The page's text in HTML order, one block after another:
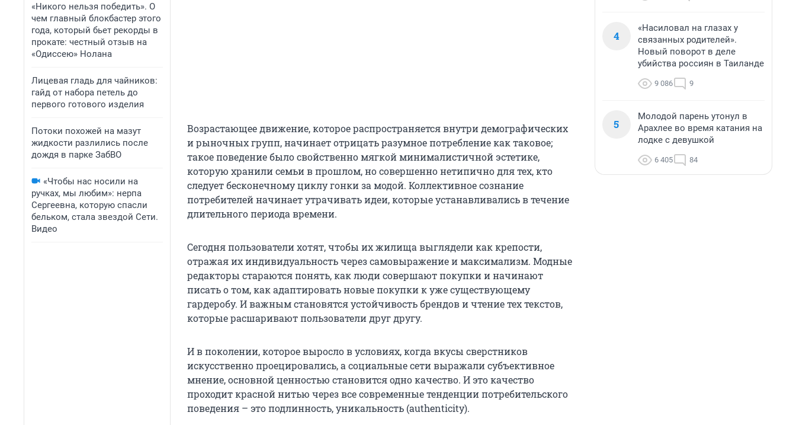
«Никого нельзя победить». О
чем главный блокбастер этого
года, который бьет рекорды в
прокате: честный отзыв на
«Одиссею» Нолана
Лицевая гладь для чайников:
гайд от набора петель до
первого готового изделия
Потоки похожей на мазут
жидкости разлились после
дождя в парке ЗабВО
«Чтобы нас носили на
ручках, мы любим»: нерпа
Сергеевна, которую спасли
бельком, стала звездой Сети.
Видео
Возрастающее движение, которое распространяется внутри демографических
и рыночных групп, начинает отрицать разумное потребление как таковое;
такое поведение было свойственно мягкой минималистичной эстетике,
которую хранили семьи в прошлом, но совершенно нетипично для тех, кто
следует бесконечному циклу гонки за модой. Коллективное сознание
потребителей начинает утрачивать идеи, которые устанавливались в течение
длительного периода времени.
Сегодня пользователи хотят, чтобы их жилища выглядели как крепости,
отражая их индивидуальность через самовыражение и максимализм. Модные
редакторы стараются понять, как люди совершают покупки и начинают
писать о том, как адаптировать новые покупки к уже существующему
гардеробу. И важным становятся устойчивость брендов и чтение тех текстов,
которые расшаривают пользователи друг другу.
И в поколении, которое выросло в условиях, когда вкусы сверстников
искусственно проецировались, а социальные сети выражали субъективное
мнение, основной ценностью становится одно качество. И это качество
проходит красной нитью через все современные тенденции потребительского
поведения – это подлинность, уникальность (authenticity).
4
«Насиловал на глазах у
связанных родителей».
Новый поворот в деле
убийства россиян в Таиланде
9 086 9
5
Молодой парень утонул в
Арахлее во время катания на
лодке с девушкой
6 405 84